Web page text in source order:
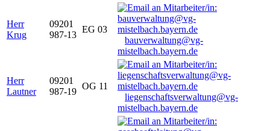
Herr
Krug
09201
987-13
EG 03
bauverwaltung@vg-
mistelbach.bayern.de
Herr
Lautner
09201
987-19
OG 11
liegenschaftsverwaltung@vg-
mistelbach.bayern.de